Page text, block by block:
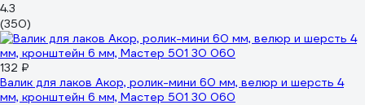
4.3
(350)
132 ₽
Валик для лаков Акор, ролик-мини 60 мм, велюр и шерсть 4
мм, кронштейн 6 мм, Мастер 501 30 060